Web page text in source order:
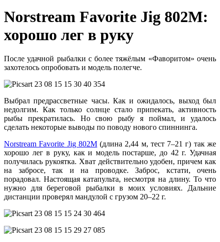
Norstream Favorite Jig 802M:
хорошо лег в руку
После удачной рыбалки с более тяжёлым «Фаворитом» очень
захотелось опробовать и модель полегче.
Выбрал предрассветные часы. Как и ожидалось, выход был
недолгим. Как только солнце стало припекать, активность
рыбы прекратилась. Но свою рыбу я поймал, и удалось
сделать некоторые выводы по поводу нового спиннинга.
Norstream Favorite Jig 802M(длина 2,44 м, тест 7–21 г) так же
хорошо лег в руку, как и модель постарше, до 42 г. Удачная
получилась рукоятка. Хват действительно удобен, причем как
на забросе, так и на проводке. Заброс, кстати, очень
порадовал. Настоящая катапульта, несмотря на длину. То что
нужно для береговой рыбалки в моих условиях. Дальние
дистанции проверял мандулой с грузом 20–22 г.